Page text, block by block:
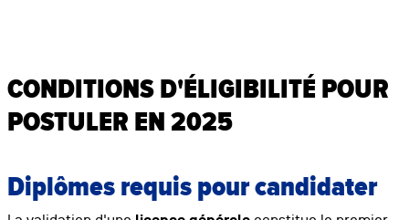
CONDITIONS D'ÉLIGIBILITÉ POUR
POSTULER EN 2025
Diplômes requis pour candidater